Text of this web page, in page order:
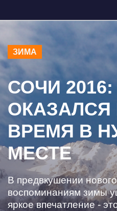
ЗИМА
СОЧИ
ВРЕМЯ В
МЕСТЕ
В предвкушении
воспоминаниям зимы
яркое впечатление -